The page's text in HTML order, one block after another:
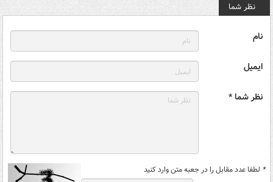
نظر شما
نام
ایمیل
نظر شما *
* لطفا عدد مقابل را در جعبه متن وارد کنید